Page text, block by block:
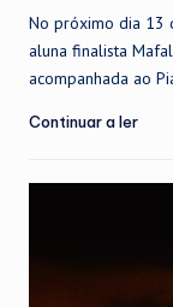
No próximo dia 13
aluna finalista
acompanhada ao
Continuar a ler